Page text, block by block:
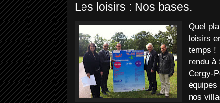
Les loisirs : Nos bases.
Quel
loisirs
temps !
rendu à
Cergy-
équipes
nos